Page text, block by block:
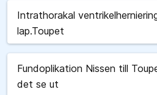
Intrathorakal
lap.Toupet
Fundoplikation Nissen till
det se ut